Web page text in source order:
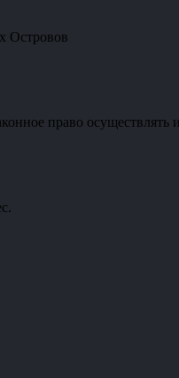
Островов
право осуществлять